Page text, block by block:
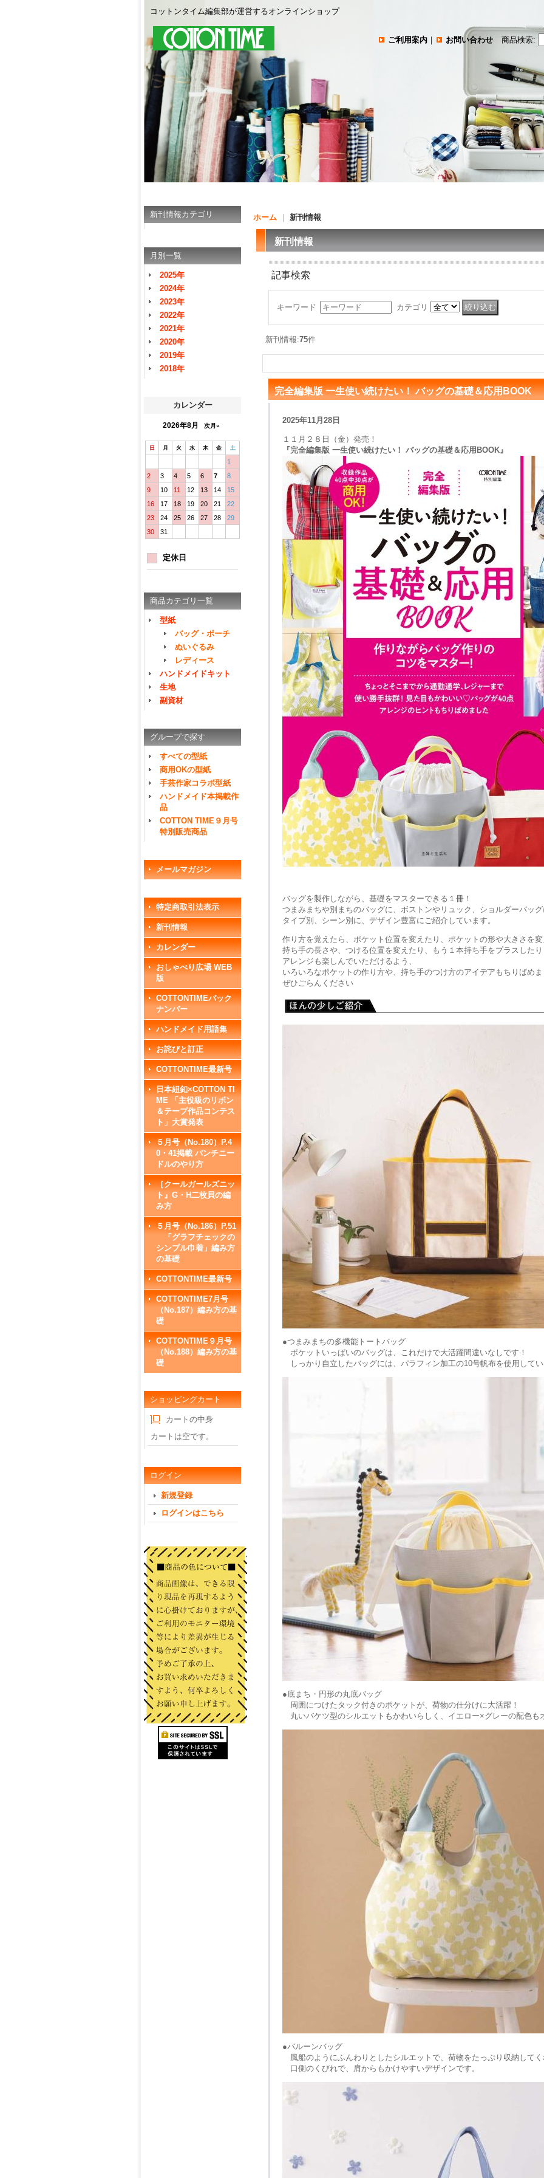
コットンタイム編集部が運営するオンラインショップ
ご利用案内 ｜ お問い合わせ 商品検索:
新刊情報カテゴリ
月別一覧
2025年
2024年
2023年
2022年
2021年
2020年
2019年
2018年
カレンダー
2026年8月 次月»
日 月 火 水 木 金 土
1
2
3 4 5 6 7
8
9
10 11 12 13 14
15
16
17 18 19 20 21
22
23
24 25 26 27 28
29
30
31
定休日
商品カテゴリ一覧
型紙
バッグ・ポーチ
ぬいぐるみ
レディース
ハンドメイドキット
生地
副資材
グループで探す
すべての型紙
商用OKの型紙
手芸作家コラボ型紙
ハンドメイド本掲載作
品
COTTON TIME９月号
特別販売商品
メールマガジン
特定商取引法表示
新刊情報
カレンダー
おしゃべり広場 WEB
版
COTTONTIMEバック
ナンバー
ハンドメイド用語集
お詫びと訂正
COTTONTIME最新号
日本紐釦×COTTON TI
ME 「主役級のリボン
＆テープ作品コンテス
ト」大賞発表
５月号（No.180）P.4
0・41掲載 パンチニー
ドルのやり方
［クールガールズニッ
ト』G・H二枚貝の編
み方
５月号（No.186）P.51
「グラフチェックの
シンプル巾着」編み方
の基礎
COTTONTIME最新号
COTTONTIME7月号
（No.187）編み方の基
礎
COTTONTIME９月号
（No.188）編み方の基
礎
ショッピングカート
カートの中身
カートは空です。
ログイン
新規登録
ログインはこちら
ホーム 新刊情報
新刊情報
記事検索
キーワード カテゴリ
新刊情報:75件
完全編集版 一生使い続けたい！ バッグの基礎＆応用BOOK
2025年11月28日
１１月２８日（金）発売！
『完全編集版 一生使い続けたい！ バッグの基礎＆応用BOOK』
バッグを製作しながら、基礎をマスターできる１冊！
つまみまちや別まちのバッグに、ボストンやリュック、ショルダーバッ
タイプ別、シーン別に、デザイン豊富にご紹介しています。
作り方を覚えたら、ポケット位置を変えたり、ポケットの形や大きさを
持ち手の長さや、つける位置を変えたり、もう１本持ち手をプラスした
アレンジも楽しんでいただけるよう、
いろいろなポケットの作り方や、持ち手のつけ方のアイデアもちりばめ
ぜひごらんください
●つまみまちの多機能トートバッグ
ポケットいっぱいのバッグは、これだけで大活躍間違いなしです！
しっかり自立したバッグには、パラフィン加工の10号帆布を使用して
●底まち・円形の丸底バッグ
周囲につけたタック付きのポケットが、荷物の仕分けに大活躍！
丸いバケツ型のシルエットもかわいらしく、イエロー×グレーの配色も
●バルーンバッグ
風船のようにふんわりとしたシルエットで、荷物をたっぷり収納して
口側のくびれで、肩からもかけやすいデザインです。